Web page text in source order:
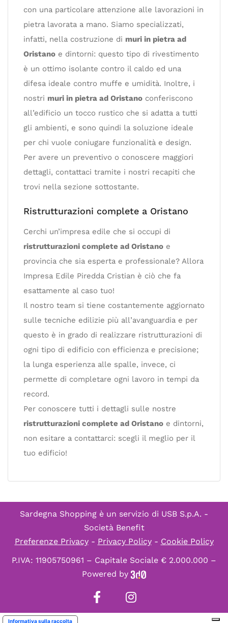
con una particolare attenzione alle lavorazioni in
pietra lavorata a mano. Siamo specializzati,
infatti, nella costruzione di muri in pietra ad
Oristano e dintorni: questo tipo di rivestimento
è un ottimo isolante contro il caldo ed una
difesa ideale contro muffe e umidità. Inoltre, i
nostri muri in pietra ad Oristano conferiscono
all’edificio un tocco rustico che si adatta a tutti
gli ambienti, e sono quindi la soluzione ideale
per chi vuole coniugare funzionalità e design.
Per avere un preventivo o conoscere maggiori
dettagli, contattaci tramite i nostri recapiti che
trovi nella sezione sottostante.
Ristrutturazioni complete a Oristano
Cerchi un’impresa edile che si occupi di
ristrutturazioni complete ad Oristano e
provincia che sia esperta e professionale? Allora
Impresa Edile Piredda Cristian è ciò che fa
esattamente al caso tuo!
Il nostro team si tiene costantemente aggiornato
sulle tecniche edilizie più all’avanguardia e per
questo è in grado di realizzare ristrutturazioni di
ogni tipo di edificio con efficienza e precisione;
la lunga esperienza alle spalle, invece, ci
permette di completare ogni lavoro in tempi da
record.
Per conoscere tutti i dettagli sulle nostre
ristrutturazioni complete ad Oristano e dintorni,
non esitare a contattarci: scegli il meglio per il
tuo edificio!
Sardegna Shopping è un servizio di USB S.p.A. -
Società Benefit
Preferenze Privacy- Privacy Policy- Cookie Policy
P.IVA: 11905750961 – Capitale Sociale € 2.000.000 –
Powered by
Informativa sulla raccolta